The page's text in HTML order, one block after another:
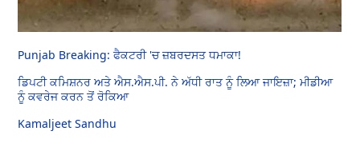
Punjab Breaking: ਫੈਕਟਰੀ 'ਚ ਜ਼ਬਰਦਸਤ ਧਮਾਕਾ!
ਡਿਪਟੀ ਕਮਿਸ਼ਨਰ ਅਤੇ ਐਸ.ਐਸ.ਪੀ. ਨੇ ਅੱਧੀ ਰਾਤ ਨੂੰ ਲਿਆ ਜਾਇਜ਼ਾ; ਮੀਡੀਆ
ਨੂੰ ਕਵਰੇਜ ਕਰਨ ਤੋਂ ਰੋਕਿਆ
Kamaljeet Sandhu